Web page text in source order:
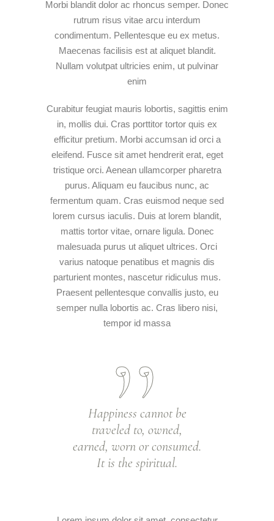
Morbi blandit dolor ac rhoncus semper. Donec
rutrum risus vitae arcu interdum
condimentum. Pellentesque eu ex metus.
Maecenas facilisis est at aliquet blandit.
Nullam volutpat ultricies enim, ut pulvinar
enim
Curabitur feugiat mauris lobortis, sagittis enim
in, mollis dui. Cras porttitor tortor quis ex
efficitur pretium. Morbi accumsan id orci a
eleifend. Fusce sit amet hendrerit erat, eget
tristique orci. Aenean ullamcorper pharetra
purus. Aliquam eu faucibus nunc, ac
fermentum quam. Cras euismod neque sed
lorem cursus iaculis. Duis at lorem blandit,
mattis tortor vitae, ornare ligula. Donec
malesuada purus ut aliquet ultrices. Orci
varius natoque penatibus et magnis dis
parturient montes, nascetur ridiculus mus.
Praesent pellentesque convallis justo, eu
semper nulla lobortis ac. Cras libero nisi,
tempor id massa
Happiness cannot be
traveled to, owned,
earned, worn or consumed.
It is the spiritual.